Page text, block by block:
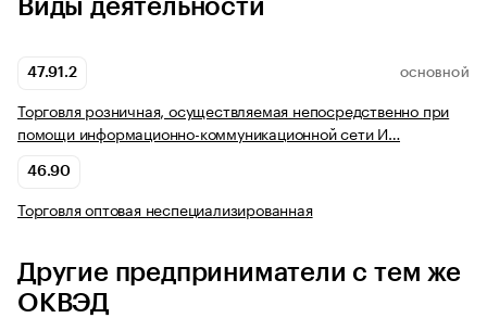
Виды деятельности
47.91.2 ОСНОВНОЙ
Торговля розничная, осуществляемая непосредственно при
помощи информационно-коммуникационной сети И…
46.90
Торговля оптовая неспециализированная
Другие предприниматели с тем же
ОКВЭД